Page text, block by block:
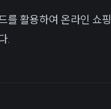
를 활용하여 온라인 쇼핑
.